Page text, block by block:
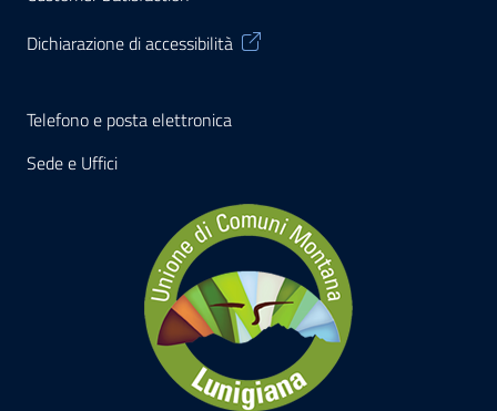
Dichiarazione di accessibilità
Telefono e posta elettronica
Sede e Uffici